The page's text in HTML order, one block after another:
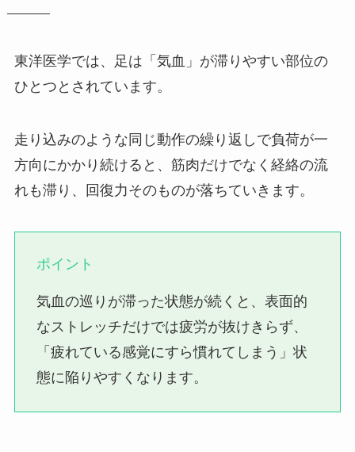
東洋医学では、足は「気血」が滞りやすい部位の
ひとつとされています。
走り込みのような同じ動作の繰り返しで負荷が一
方向にかかり続けると、筋肉だけでなく経絡の流
れも滞り、回復力そのものが落ちていきます。
ポイント
気血の巡りが滞った状態が続くと、表面的
なストレッチだけでは疲労が抜けきらず、
「疲れている感覚にすら慣れてしまう」状
態に陥りやすくなります。